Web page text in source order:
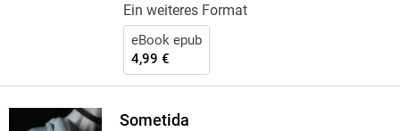
Ein weiteres Format
eBook epub
4,99 €
Sometida